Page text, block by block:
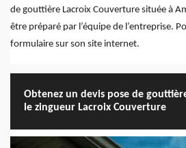
de gouttière Lacroix Couverture située à
être préparé par l’équipe de l’entreprise.
formulaire sur son site internet.
Obtenez un devis pose de
le zingueur Lacroix Couverture